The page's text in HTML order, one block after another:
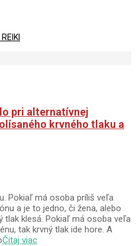
pri alternatívnej
krvného tlaku a
Pokiaľ má osoba príliš veľa
a je to jedno, či žena, alebo
tlak klesá. Pokiaľ má osoba veľa
tak krvný tlak ide hore. A
Čítaj viac